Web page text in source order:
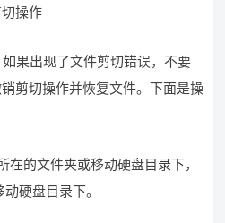
操作
果出现了文件剪切错误，不要
剪切操作并恢复文件。下面是操
在的文件夹或移动硬盘目录下，
硬盘目录下。